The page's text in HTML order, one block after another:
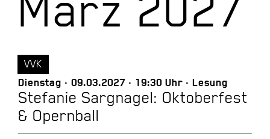
Dienstag 09.03.2027 19:30 Uhr Lesung
Stefanie Sargnagel: Oktoberfest
& Opernball
VVK